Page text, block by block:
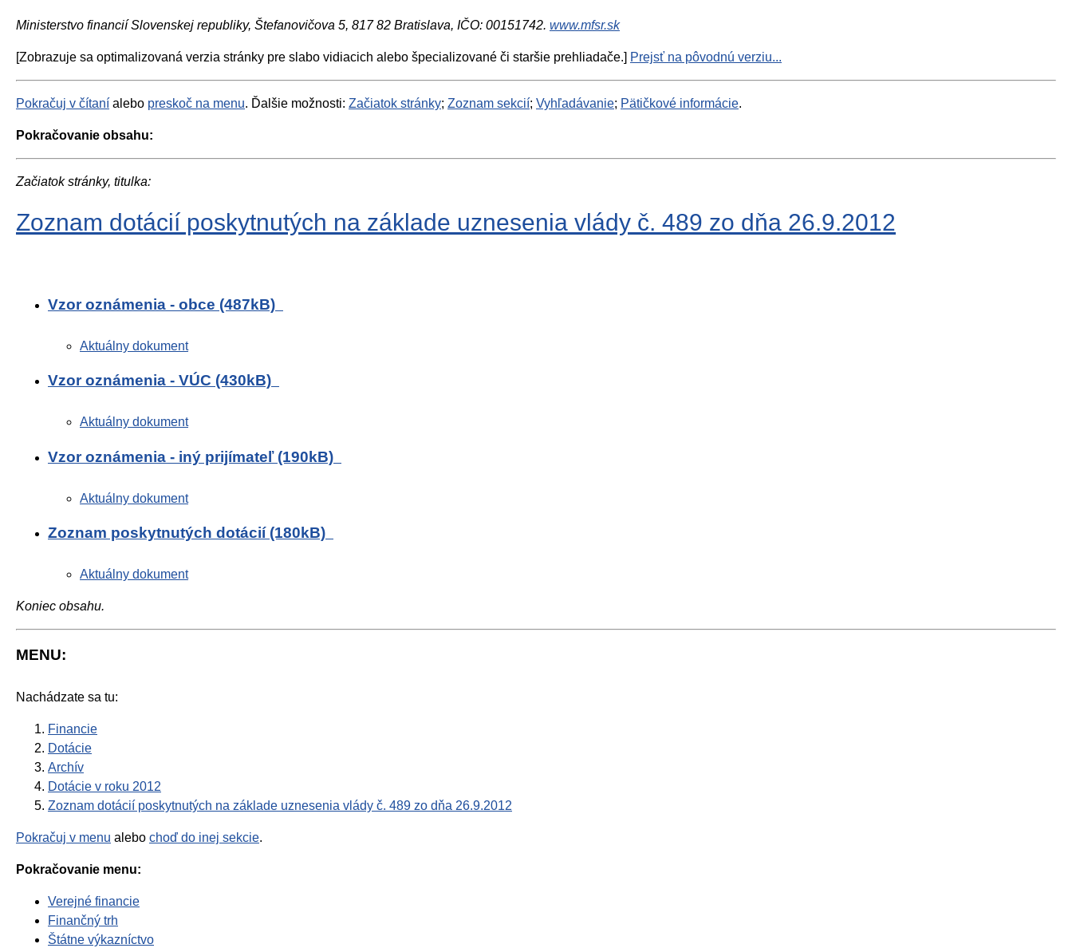
Ministerstvo financií Slovenskej republiky, Štefanovičova 5, 817 82 Bratislava, IČO: 00151742. www.mfsr.sk
[Zobrazuje sa optimalizovaná verzia stránky pre slabo vidiacich alebo špecializované či staršie prehliadače.] Prejsť na pôvodnú verziu...
Pokračuj v čítaní alebo preskoč na menu. Ďalšie možnosti: Začiatok stránky; Zoznam sekcií; Vyhľadávanie; Pätičkové informácie.
Pokračovanie obsahu:
Začiatok stránky, titulka:
Zoznam dotácií poskytnutých na základe uznesenia vlády č. 489 zo dňa 26.9.2012
Vzor oznámenia - obce (487kB)
Aktuálny dokument
Vzor oznámenia - VÚC (430kB)
Aktuálny dokument
Vzor oznámenia - iný prijímateľ (190kB)
Aktuálny dokument
Zoznam poskytnutých dotácií (180kB)
Aktuálny dokument
Koniec obsahu.
MENU:
Nachádzate sa tu:
Financie
Dotácie
Archív
Dotácie v roku 2012
Zoznam dotácií poskytnutých na základe uznesenia vlády č. 489 zo dňa 26.9.2012
Pokračuj v menu alebo choď do inej sekcie.
Pokračovanie menu:
Verejné financie
Finančný trh
Štátne výkazníctvo